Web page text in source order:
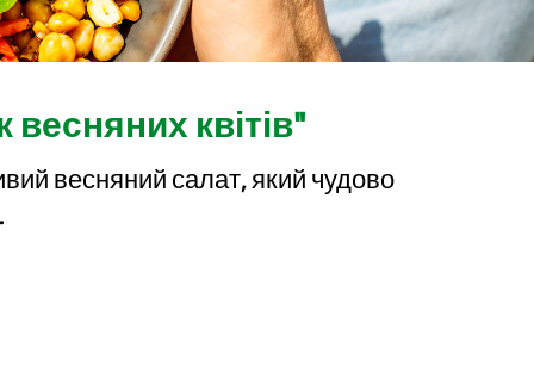
квітів"
весняний салат, який чудово